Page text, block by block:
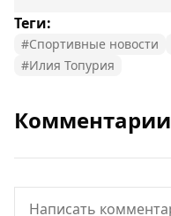
Теги:
#Спортивные новости
#Илия Топурия
Комментарии